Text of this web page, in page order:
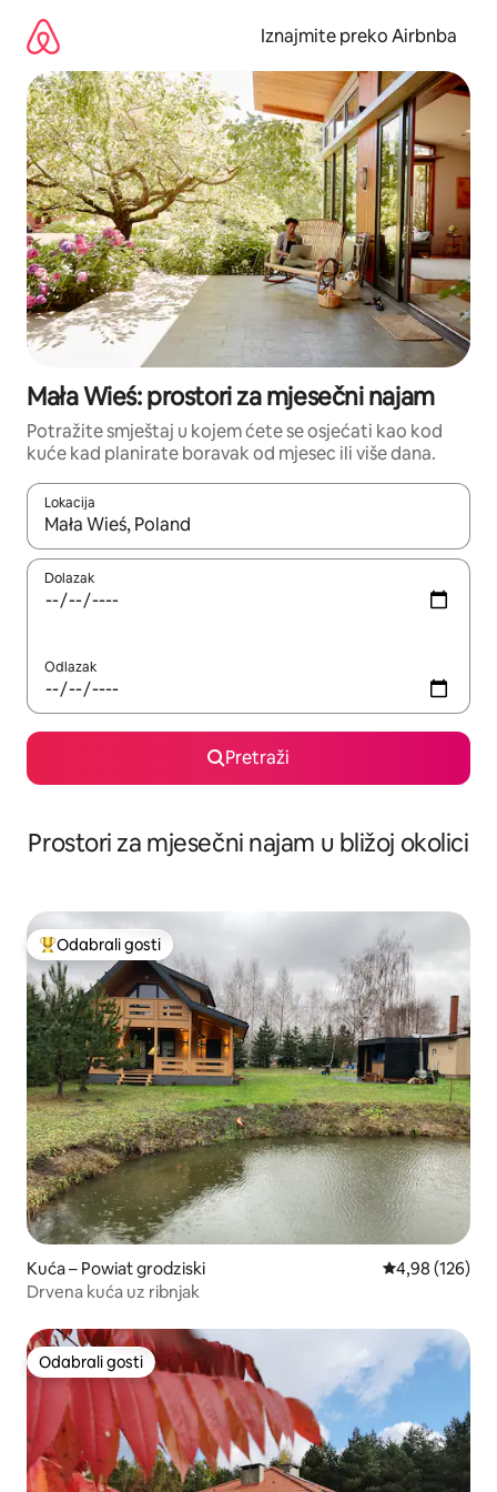
sadržaj
Iznajmite preko Airbnba
Mała Wieś: prostori za mjesečni najam
Potražite smještaj u kojem ćete se osjećati kao kod
kuće kad planirate boravak od mjesec ili više dana.
Lokacija
Kada budu dostupni rezultati, moći ćete ih pregledati
Dolazak
Odlazak
Pretraži
Prostori za mjesečni najam u bližoj okolici
Među najviše rangiranima s oznakom „Odabrali gosti”
Odabrali gosti
Kuća – Powiat grodziski Prosječna
4,98 (126)
Drvena kuća uz ribnjak
Odabrali gosti
Odabrali gosti